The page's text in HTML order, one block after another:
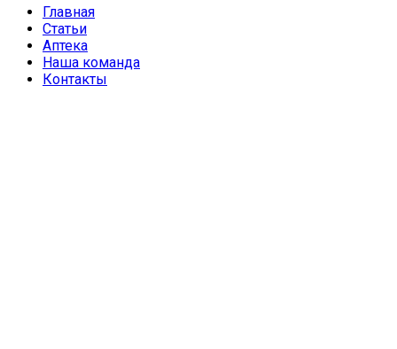
Главная
Статьи
Аптека
Наша команда
Контакты